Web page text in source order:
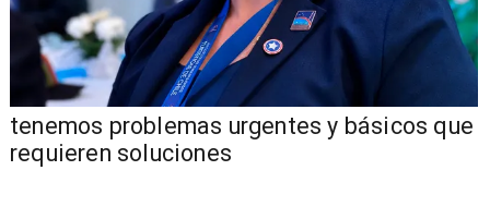
tenemos problemas urgentes y básicos que
requieren soluciones